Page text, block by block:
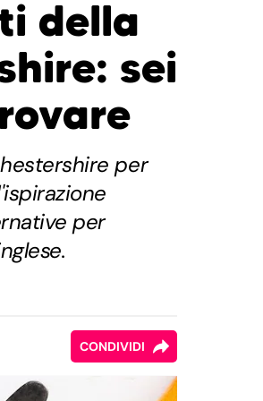
della
sei
per
per
CONDIVIDI